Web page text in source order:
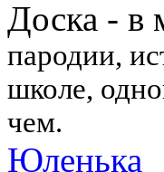
Доска - в
пародии,
школе,
чем.
Юленька